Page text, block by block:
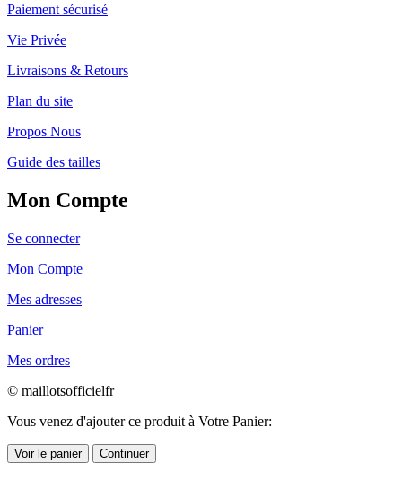
Paiement sécurisé
Vie Privée
Livraisons & Retours
Plan du site
Propos Nous
Guide des tailles
Mon Compte
Se connecter
Mon Compte
Mes adresses
Panier
Mes ordres
© maillotsofficielfr
Vous venez d'ajouter ce produit à Votre Panier:
Voir le panier Continuer